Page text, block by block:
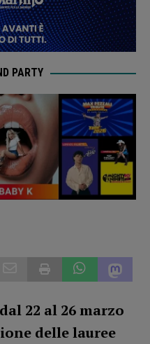
PARTY
22 al 26 marzo
delle lauree